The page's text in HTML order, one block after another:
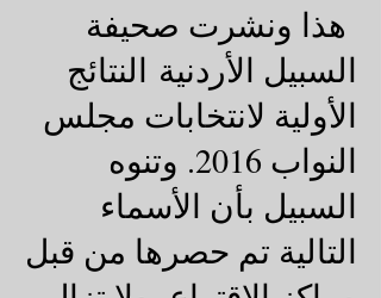
هذا ونشرت صحيفة
السبيل الأردنية النتائج
الأولية لانتخابات مجلس
النواب 2016. وتنوه
السبيل بأن الأسماء
التالية تم حصرها من قبل